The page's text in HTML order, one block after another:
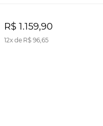
R$ 1.159,90
12 R$ 96,65